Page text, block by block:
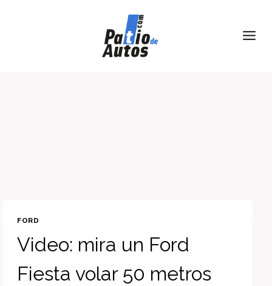
FORD
Video: mira un Ford
Fiesta volar 50 metros